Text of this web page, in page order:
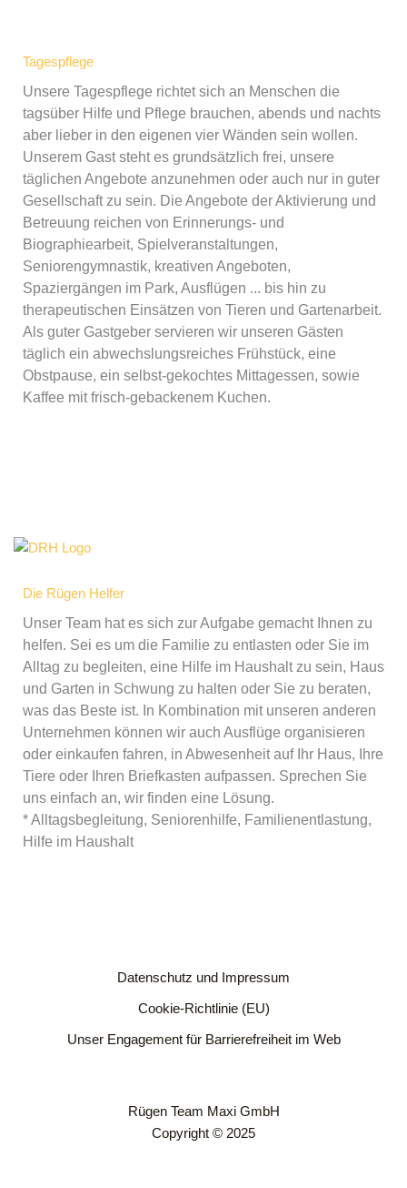
Tagespflege
Unsere Tagespflege richtet sich an Menschen die
tagsüber Hilfe und Pflege brauchen, abends und nachts
aber lieber in den eigenen vier Wänden sein wollen.
Unserem Gast steht es grundsätzlich frei, unsere
täglichen Angebote anzunehmen oder auch nur in guter
Gesellschaft zu sein. Die Angebote der Aktivierung und
Betreuung reichen von Erinnerungs- und
Biographiearbeit, Spielveranstaltungen,
Seniorengymnastik, kreativen Angeboten,
Spaziergängen im Park, Ausflügen ... bis hin zu
therapeutischen Einsätzen von Tieren und Gartenarbeit.
Als guter Gastgeber servieren wir unseren Gästen
täglich ein abwechslungsreiches Frühstück, eine
Obstpause, ein selbst-gekochtes Mittagessen, sowie
Kaffee mit frisch-gebackenem Kuchen.
Die Rügen Helfer
Unser Team hat es sich zur Aufgabe gemacht Ihnen zu
helfen. Sei es um die Familie zu entlasten oder Sie im
Alltag zu begleiten, eine Hilfe im Haushalt zu sein, Haus
und Garten in Schwung zu halten oder Sie zu beraten,
was das Beste ist. In Kombination mit unseren anderen
Unternehmen können wir auch Ausflüge organisieren
oder einkaufen fahren, in Abwesenheit auf Ihr Haus, Ihre
Tiere oder Ihren Briefkasten aufpassen. Sprechen Sie
uns einfach an, wir finden eine Lösung.
* Alltagsbegleitung, Seniorenhilfe, Familienentlastung,
Hilfe im Haushalt
Datenschutz und Impressum
Cookie-Richtlinie (EU)
Unser Engagement für Barrierefreiheit im Web
Rügen Team Maxi GmbH
Copyright © 2025